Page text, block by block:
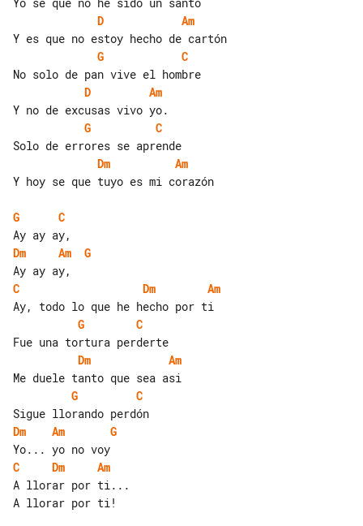
D
Am
G
C
D
Am
G
C
Dm
Am
Y hoy se que tuyo es mi corazón
G
C
Dm
Am
G
C
Dm
Am
G
C
Dm
Am
G
C
Dm
Am
G
C
Dm
Am
A llorar por ti...